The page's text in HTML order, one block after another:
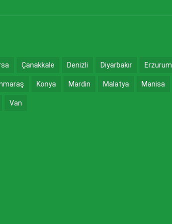
Çanakkale Denizli Diyarbakır Erzurum
Konya Mardin Malatya Manisa
Van